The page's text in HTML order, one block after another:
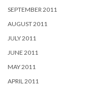
SEPTEMBER 2011
AUGUST 2011
JULY 2011
JUNE 2011
MAY 2011
APRIL 2011